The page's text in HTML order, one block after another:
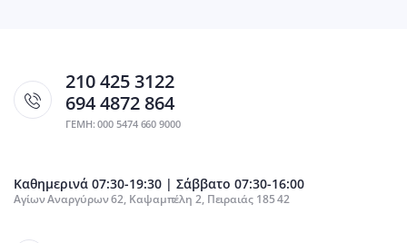
210 425 3122
694 4872 864
ΓΕΜΗ: 000 5474 660 9000
Καθημερινά 07:30-19:30 | Σάββατο 07:30-16:00
Αγίων Αναργύρων 62, Καψαμπέλη 2, Πειραιάς 185 42